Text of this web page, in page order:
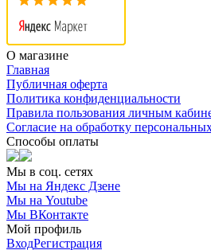
О магазине
Главная
Публичная оферта
Политика конфиденциальности
Правила пользования личным
Согласие на обработку
Способы оплаты
Мы в соц. сетях
Мы на Яндекс Дзене
Мы на Youtube
Мы ВКонтакте
Мой профиль
ВходРегистрация